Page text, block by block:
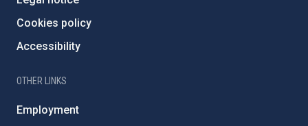
Cookies policy
Accessibility
OTHER LINKS
Employment